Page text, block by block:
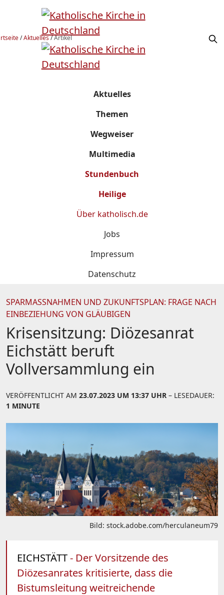
/Aktuelles/Artikel
Aktuelles
Themen
Wegweiser
Multimedia
Stundenbuch
Heilige
Über katholisch.de
Jobs
Impressum
Datenschutz
SPARMASSNAHMEN UND ZUKUNFTSPLAN: FRAGE NACH E
INBEZIEHUNG VON GLÄUBIGEN
Krisensitzung: Diözesanrat
Eichstätt beruft
Vollversammlung ein
VERÖFFENTLICHT AM 23.07.2023 UM 13:37 UHR – LESEDAUER:
1 MINUTE
Bild: stock.adobe.com/herculaneum79
EICHSTÄTT- Der Vorsitzende des
Diözesanrates kritisierte, dass die
Bistumsleitung weitreichende